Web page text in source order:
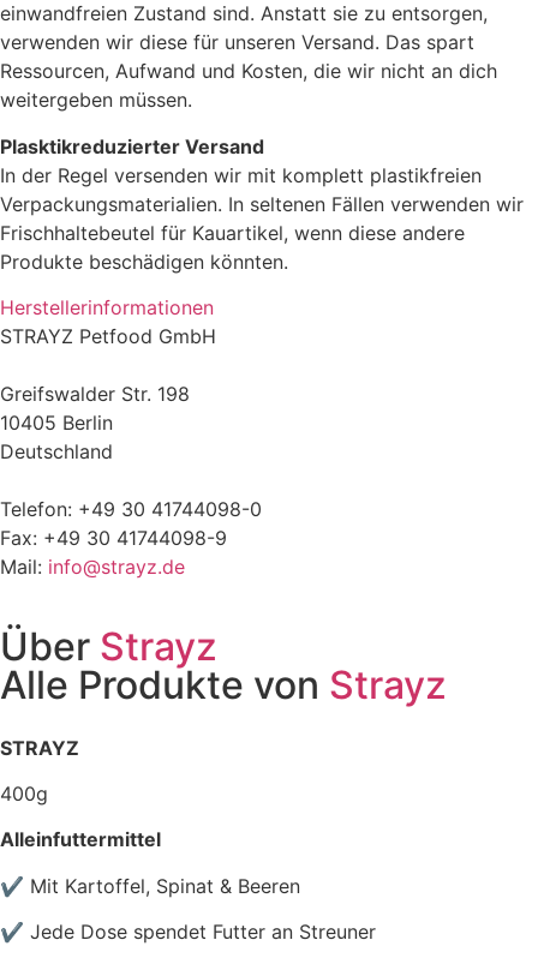
einwandfreien Zustand sind. Anstatt sie zu entsorgen,
verwenden wir diese für unseren Versand. Das spart
Ressourcen, Aufwand und Kosten, die wir nicht an dich
weitergeben müssen.
Plasktikreduzierter Versand
In der Regel versenden wir mit komplett plastikfreien
Verpackungsmaterialien. In seltenen Fällen verwenden wir
Frischhaltebeutel für Kauartikel, wenn diese andere
Produkte beschädigen könnten.
Herstellerinformationen
STRAYZ Petfood GmbH
Greifswalder Str. 198
10405 Berlin
Deutschland
Telefon: +49 30 41744098-0
Fax: +49 30 41744098-9
Mail: info@strayz.de
Über Strayz
Alle Produkte von Strayz
STRAYZ
400g
Alleinfuttermittel
✔ Mit Kartoffel, Spinat & Beeren
✔ Jede Dose spendet Futter an Streuner